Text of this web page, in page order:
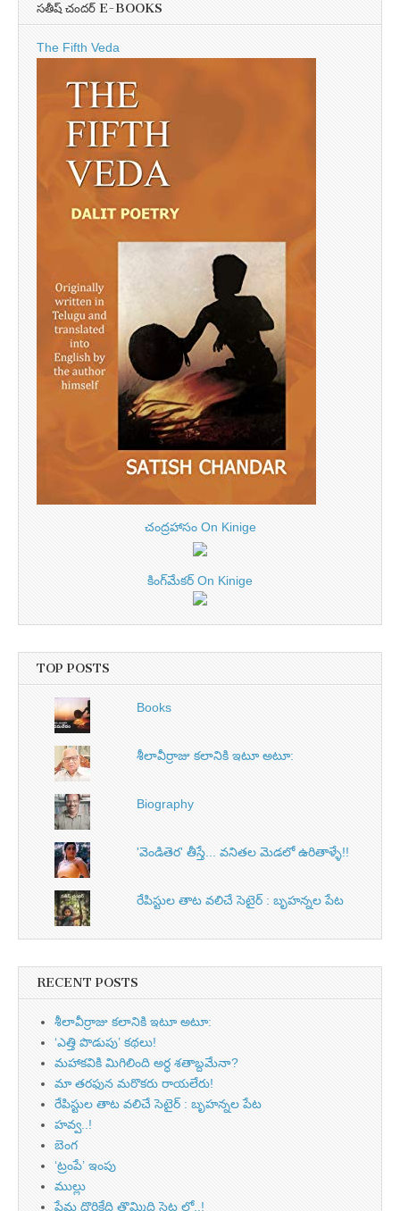
సతీష్ చందర్ E-BOOKS
The Fifth Veda
చంద్రహాసం On Kinige
కింగ్‌మేకర్ On Kinige
TOP POSTS
Books
శీలావీర్రాజు కలానికి ఇటూ అటూ:
Biography
'వెండితెర' తీస్తే... వనితల మెడలో ఉరితాళ్ళే!!
రేపిస్టుల తాట వలిచే సెటైర్ : బృహన్నల పేట
RECENT POSTS
శీలావీర్రాజు కలానికి ఇటూ అటూ:
‘ఎత్తి పొడుపు’ కథలు!
మహాకవికి మిగిలింది అర్ధ శతాబ్దమేనా?
మా తరఫున మరొకరు రాయలేరు!
రేపిస్టుల తాట వలిచే సెటైర్ : బృహన్నల పేట
హవ్వ..!
బెంగ
‘ట్రంపే’ ఇంపు
ముల్లు
ప్రేమ దొరికేది తొమ్మిది సైట్ల లో..!